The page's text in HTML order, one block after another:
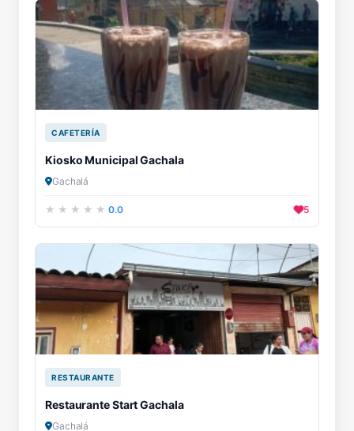
CAFETERÍA
Kiosko Municipal Gachala
Gachalá
0.0 5
RESTAURANTE
Restaurante Start Gachala
Gachalá